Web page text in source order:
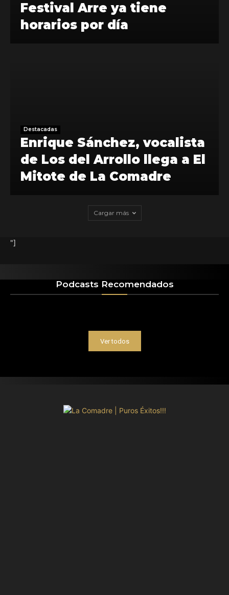
Festival Arre ya tiene
horarios por día
Destacadas
Enrique Sánchez, vocalista
de Los del Arrollo llega a El
Mitote de La Comadre
Cargar más
"]
Podcasts Recomendados
Ver todos